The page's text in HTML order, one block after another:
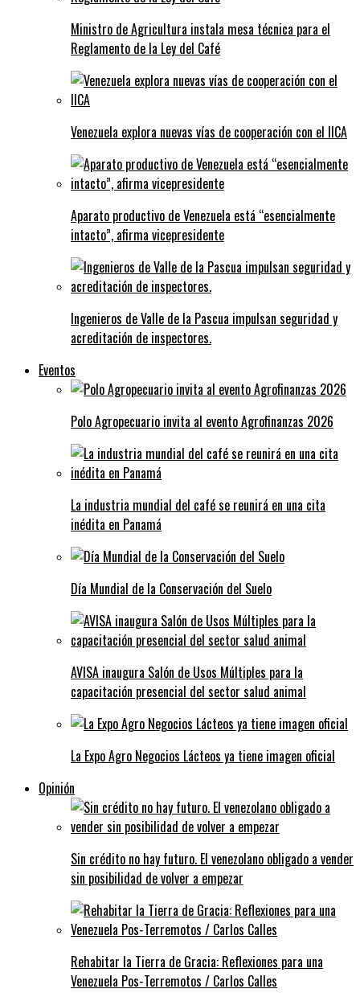
Ministro de Agricultura instala mesa técnica para el
Reglamento de la Ley del Café
Venezuela explora nuevas vías de cooperación con el IICA
Aparato productivo de Venezuela está “esencialmente
intacto”, afirma vicepresidente
Ingenieros de Valle de la Pascua impulsan seguridad y
acreditación de inspectores.
Eventos
Polo Agropecuario invita al evento Agrofinanzas 2026
La industria mundial del café se reunirá en una cita
inédita en Panamá
Día Mundial de la Conservación del Suelo
AVISA inaugura Salón de Usos Múltiples para la
capacitación presencial del sector salud animal
La Expo Agro Negocios Lácteos ya tiene imagen oficial
Opinión
Sin crédito no hay futuro. El venezolano obligado a vender
sin posibilidad de volver a empezar
Rehabitar la Tierra de Gracia: Reflexiones para una
Venezuela Pos-Terremotos / Carlos Calles